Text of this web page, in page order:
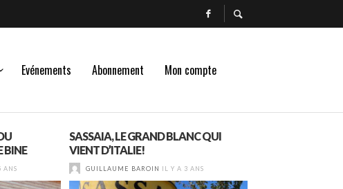
Evénements Abonnement Mon compte
BINE
ANS
SASSAIA, LE GRAND BLANC QUI
VIENT D’ITALIE!
GUILLAUME BAROIN IL Y A 3 ANS